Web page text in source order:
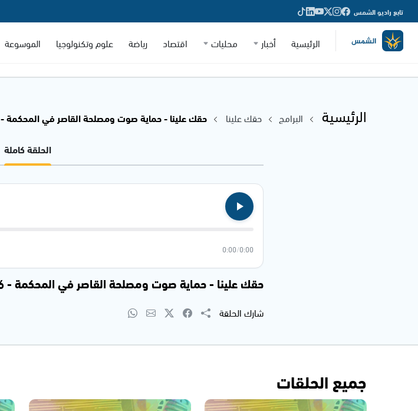
تابع راديو الشمس
الرئيسية أخبار محليات اقتصاد رياضة علوم وتكنولوجيا الموسوعة
الرئيسية البرامج حقك علينا
حقك علينا - حماية صوت ومصلحة القاصر في المحكمة - 09.06.2026
الحلقة كاملة
0:00
/
0:00
حقك علينا - حماية صوت ومصلحة القاصر في المحكمة - 09.06.2026
شارك الحلقة
جميع الحلقات